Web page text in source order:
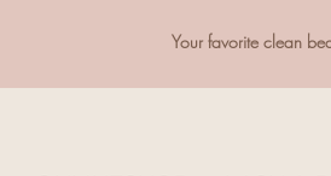
Your favorite clean